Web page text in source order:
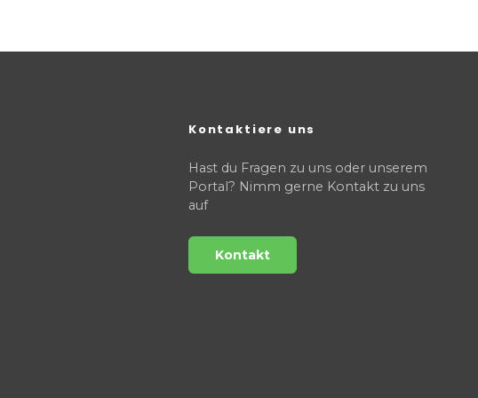
Kontaktiere uns
Hast du Fragen zu uns oder unserem
Portal? Nimm gerne Kontakt zu uns
auf
Kontakt